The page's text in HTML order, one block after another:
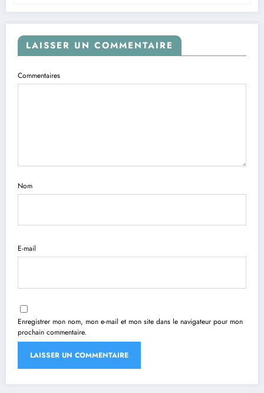
LAISSER UN COMMENTAIRE
Commentaires
Nom
E-mail
Enregistrer mon nom, mon e-mail et mon site dans le navigateur pour mon
prochain commentaire.